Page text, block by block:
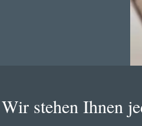
Wir stehen Ihnen